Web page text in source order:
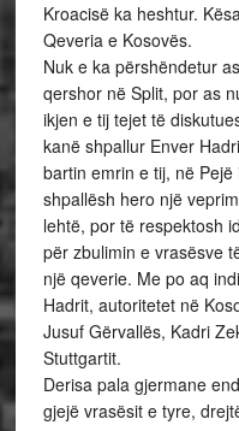
Kroacisë ka heshtur.
Qeveria e Kosovës.
Nuk e ka përshëndetur
qershor në Split, por as
ikjen e tij tejet të
kanë shpallur Enver
bartin emrin e tij, në
shpallësh hero një
lehtë, por të respektosh
për zbulimin e vrasësve
një qeverie. Me po aq
Hadrit, autoritetet në
Jusuf Gërvallës, Kadri
Stuttgartit.
Derisa pala gjermane
gjejë vrasësit e tyre,